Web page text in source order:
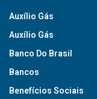
Auxílio Gás
Auxílio Gás
Banco Do Brasil
Bancos
Benefícios Sociais